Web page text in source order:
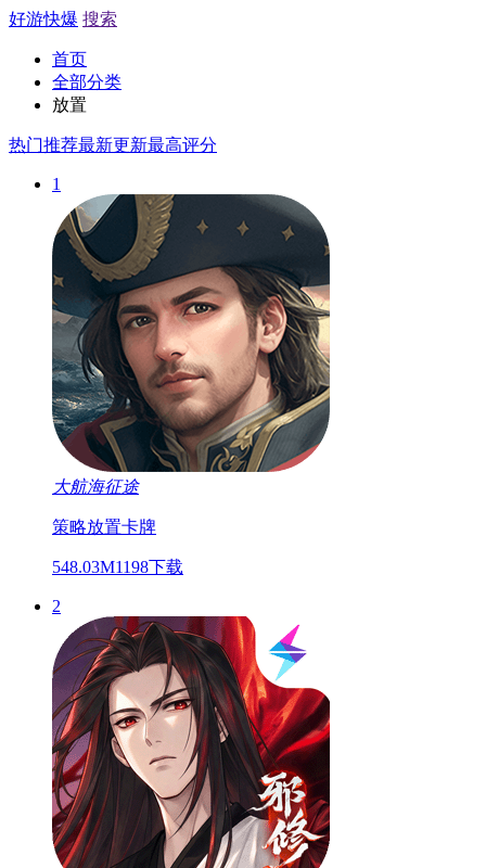
好游快爆 搜索
首页
全部分类
放置
热门推荐最新更新最高评分
1
大航海征途
策略放置卡牌
548.03M1198下载
2